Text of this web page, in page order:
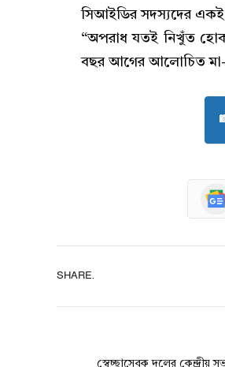
সিআইডির সদস্যদের একই
“অপরাধ যতই নিখুঁত
বছর আগের আলোচিত মা-
SHARE.
স্বেচ্ছাসেবক দলের কেন্দ্রীয়